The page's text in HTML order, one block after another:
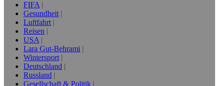
FIFA
Gesundheit
Luftfahrt
Reisen
USA
Lara Gut-Behrami
Wintersport
Deutschland
Russland
Gesellschaft & Politik